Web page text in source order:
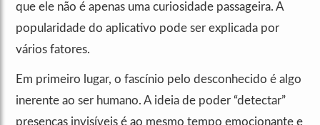
que ele não é apenas uma curiosidade passageira. A
popularidade do aplicativo pode ser explicada por
vários fatores.
Em primeiro lugar, o fascínio pelo desconhecido é algo
inerente ao ser humano. A ideia de poder “detectar”
presenças invisíveis é ao mesmo tempo emocionante e